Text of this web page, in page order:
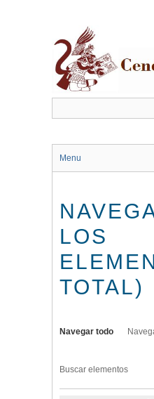
Menu
LOS
TOTAL)
Navegar todo
Buscar elementos